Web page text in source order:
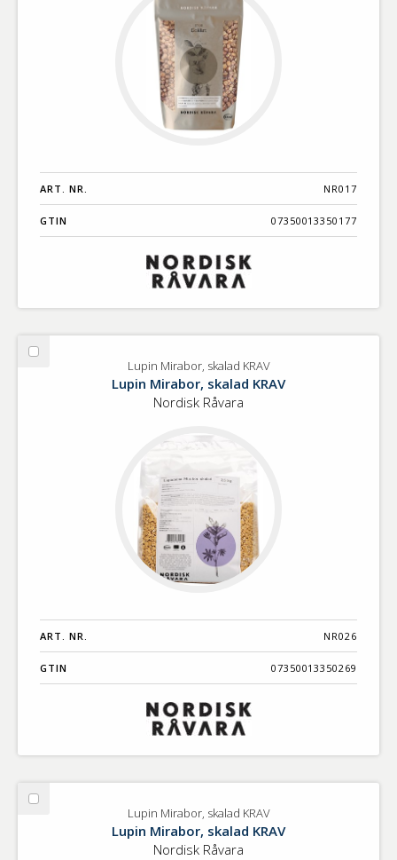
ART. NR. NR017
GTIN 07350013350177
Välj
Lupin Mirabor, skalad KRAV
Lupin Mirabor, skalad KRAV
Nordisk Råvara
ART. NR. NR026
GTIN 07350013350269
Välj
Lupin Mirabor, skalad KRAV
Lupin Mirabor, skalad KRAV
Nordisk Råvara